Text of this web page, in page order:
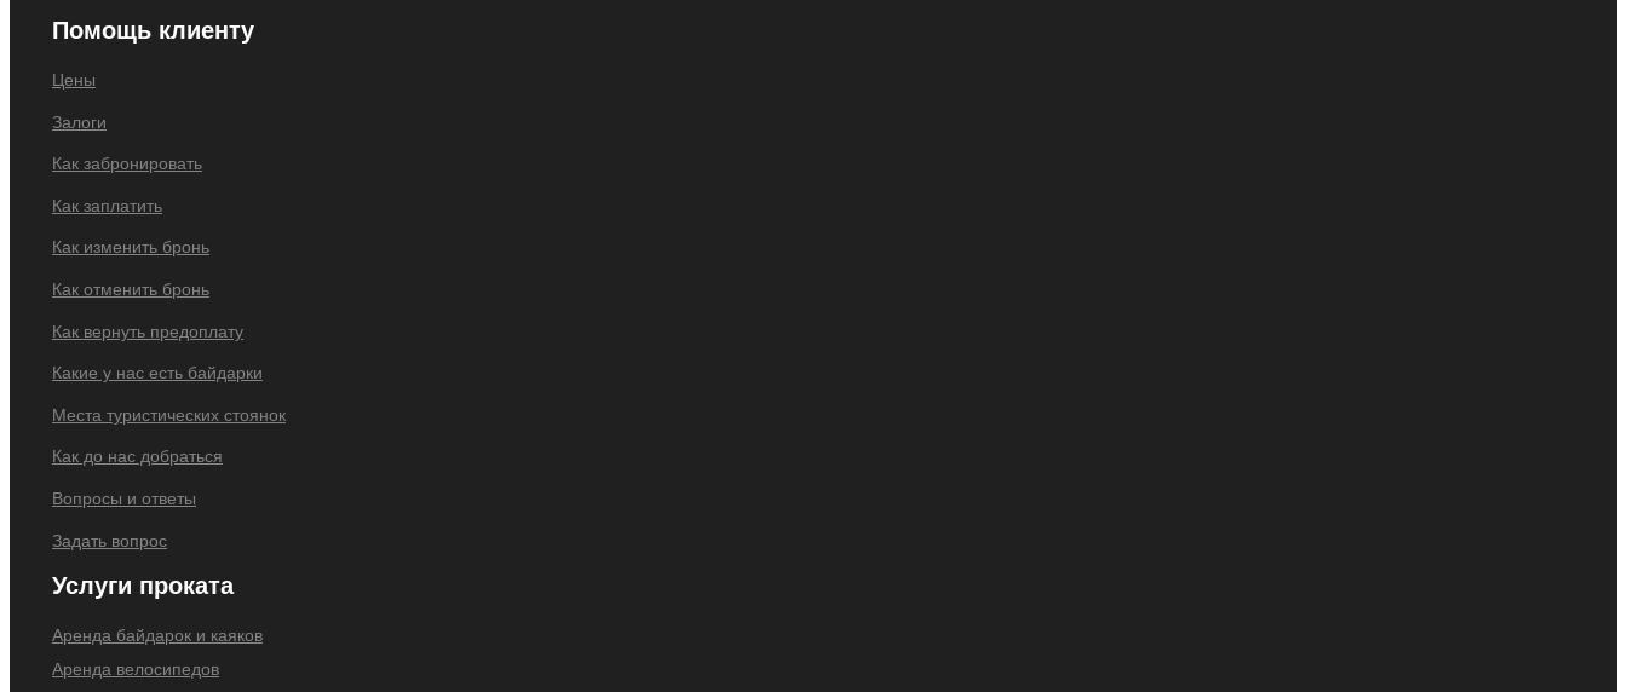
Помощь клиенту
Цены
Залоги
Как забронировать
Как заплатить
Как изменить бронь
Как отменить бронь
Как вернуть предоплату
Какие у нас есть байдарки
Места туристических стоянок
Как до нас добраться
Вопросы и ответы
Задать вопрос
Услуги проката
Аренда байдарок и каяков
Аренда велосипедов